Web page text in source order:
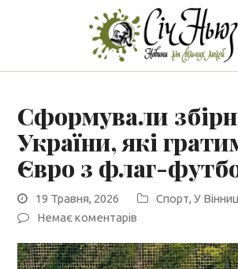
Сформували
України, які
Євро з флаг-
19 Травня, 2026 Спорт,У
Немає коментарів